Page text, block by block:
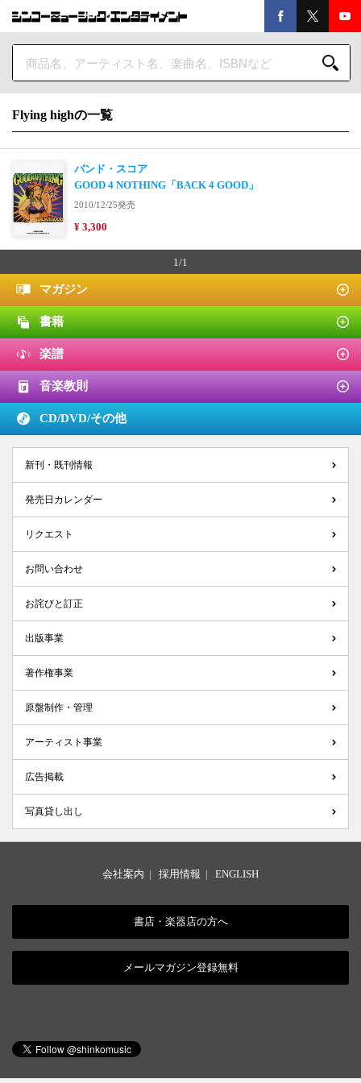
Flying highの一覧
バンド・スコア
GOOD 4 NOTHING「BACK 4 GOOD」
2010/12/25発売
¥ 3,300
1/1
マガジン
書籍
楽譜
音楽教則
CD/DVD/その他
新刊・既刊情報
発売日カレンダー
リクエスト
お問い合わせ
お詫びと訂正
出版事業
著作権事業
原盤制作・管理
アーティスト事業
広告掲載
写真貸し出し
会社案内 | 採用情報 | ENGLISH
書店・楽器店の方へ
メールマガジン登録無料